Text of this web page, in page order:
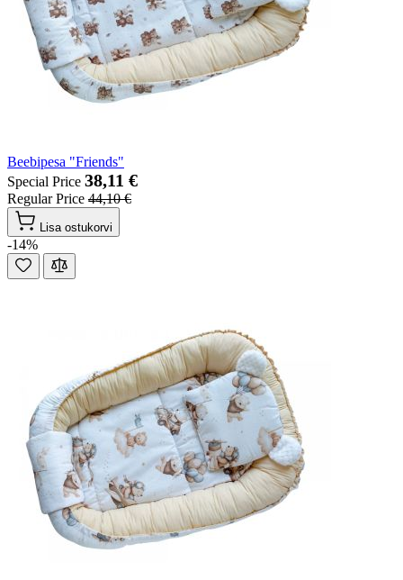
Beebipesa "Friends"
Special Price 38,11 €
Regular Price 44,10 €
Lisa ostukorvi
-14%